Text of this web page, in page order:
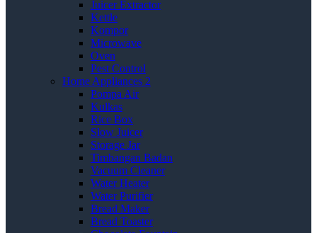
Juicer Extractor
Kettle
Kompor
Microwave
Oven
Pest Control
Home Appliances 2
Pompa Air
Kulkas
Rice Box
Slow Juicer
Storage Jar
Timbangan Badan
Vacuum Cleaner
Water Heater
Water Purifier
Bread Maker
Bread Toaster